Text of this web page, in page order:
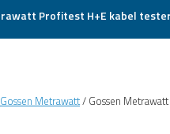
Gossen Metrawatt/ Gossen